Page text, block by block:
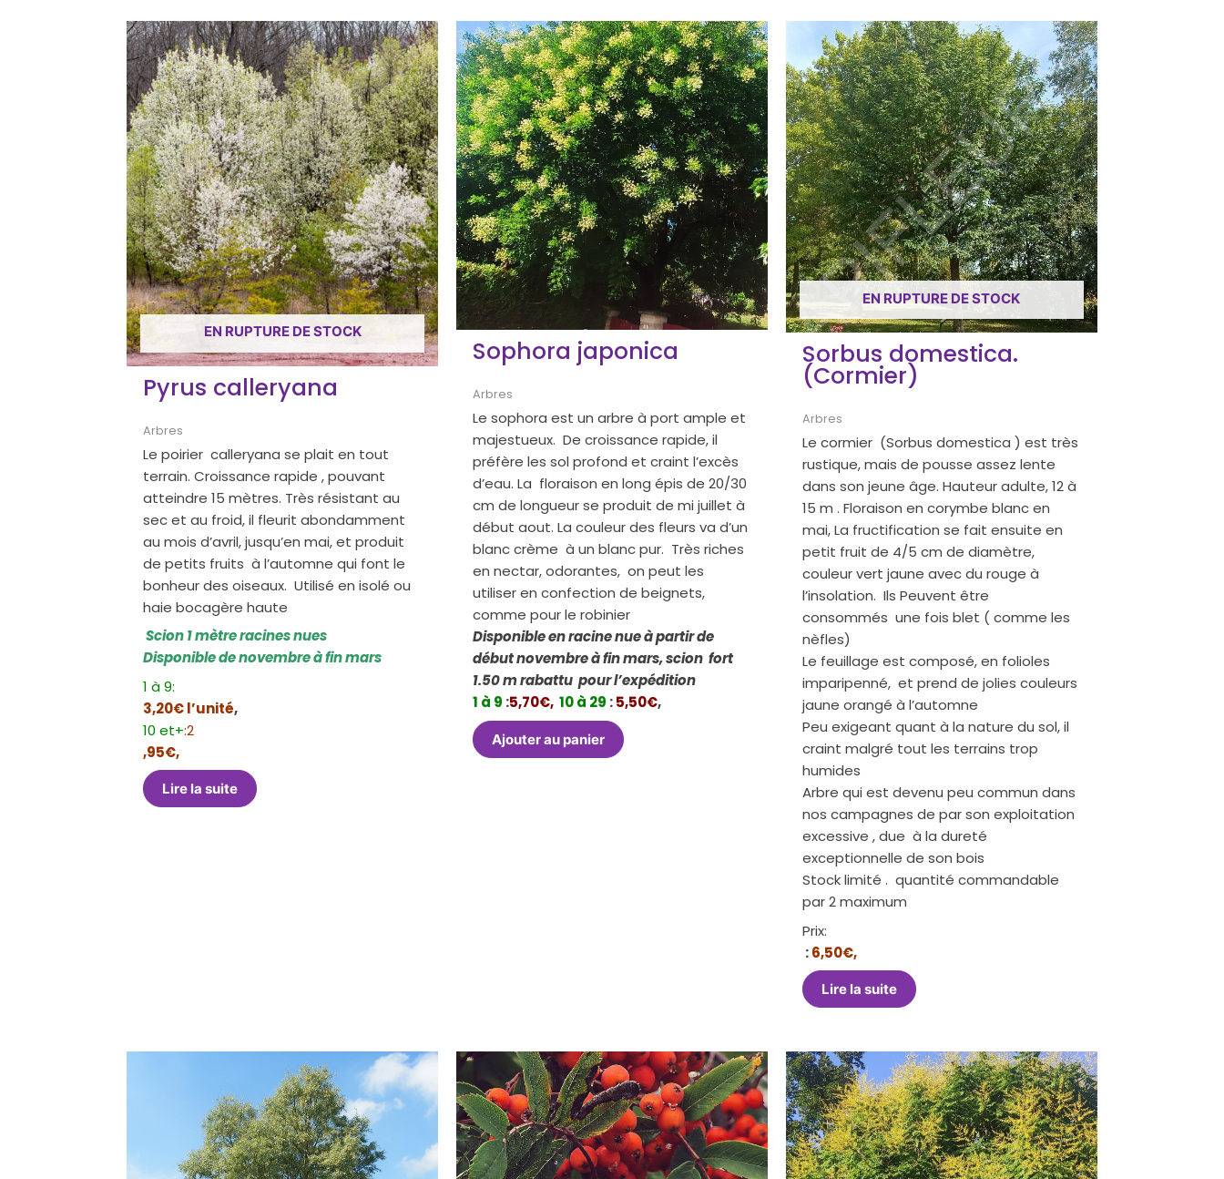
EN RUPTURE DE STOCK
Pyrus calleryana
Arbres
Le poirier calleryana se plait en tout
terrain. Croissance rapide , pouvant
atteindre 15 mètres. Très résistant au
sec et au froid, il fleurit abondamment
au mois d’avril, jusqu’en mai, et produit
de petits fruits à l’automne qui font le
bonheur des oiseaux. Utilisé en isolé ou
haie bocagère haute
Scion 1 mètre racines nues
Disponible de novembre à fin mars
1 à 9:
3,20€ l’unité,
10 et+:2
,95€,
Lire la suite
Sophora japonica
Arbres
Le sophora est un arbre à port ample et
majestueux. De croissance rapide, il
préfère les sol profond et craint l’excès
d’eau. La floraison en long épis de 20/30
cm de longueur se produit de mi juillet à
début aout. La couleur des fleurs va d’un
blanc crème à un blanc pur. Très riches
en nectar, odorantes, on peut les
utiliser en confection de beignets,
comme pour le robinier
Disponible en racine nue à partir de
début novembre à fin mars, scion fort
1.50 m rabattu pour l’expédition
1 à 9 :5,70€, 10 à 29 :5,50€,
Ajouter au panier
EN RUPTURE DE STOCK
Sorbus domestica.
(Cormier)
Arbres
Le cormier (Sorbus domestica ) est très
rustique, mais de pousse assez lente
dans son jeune âge. Hauteur adulte, 12 à
15 m . Floraison en corymbe blanc en
mai, La fructification se fait ensuite en
petit fruit de 4/5 cm de diamètre,
couleur vert jaune avec du rouge à
l’insolation. Ils Peuvent être
consommés une fois blet ( comme les
nèfles)
Le feuillage est composé, en folioles
imparipenné, et prend de jolies couleurs
jaune orangé à l’automne
Peu exigeant quant à la nature du sol, il
craint malgré tout les terrains trop
humides
Arbre qui est devenu peu commun dans
nos campagnes de par son exploitation
excessive , due à la dureté
exceptionnelle de son bois
Stock limité . quantité commandable
par 2 maximum
Prix:
:6,50€,
Lire la suite